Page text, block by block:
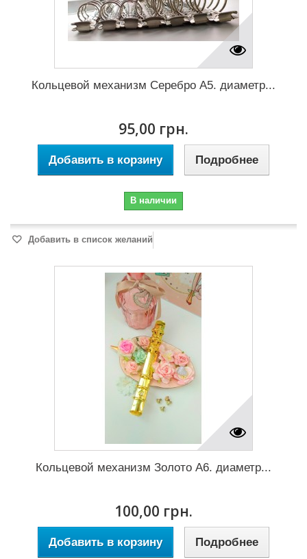
Кольцевой механизм Серебро А5. диаметр...
95,00 грн.
Добавить в корзину Подробнее
В наличии
Добавить в список желаний
Кольцевой механизм Золото А6. диаметр...
100,00 грн.
Добавить в корзину Подробнее